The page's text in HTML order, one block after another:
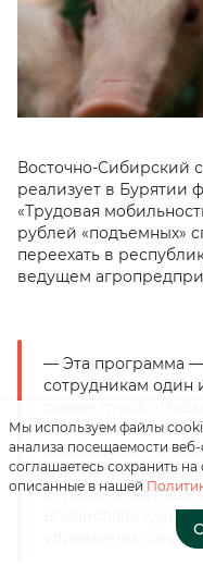
Восточно-Сибирский
реализует в Бурятии
«Трудовая
рублей «подъемных»
переехать в
ведущем
— Эта программа
сотрудникам один
рынке труда.
которые мы
выплачиваем
обеспечить новым
Бурятии и на
Владислава
управлению
Мы используем файлы
анализа посещаемости
соглашаетесь сохранить на
описанные в нашей
Нажимая на кнопку,
Отправить